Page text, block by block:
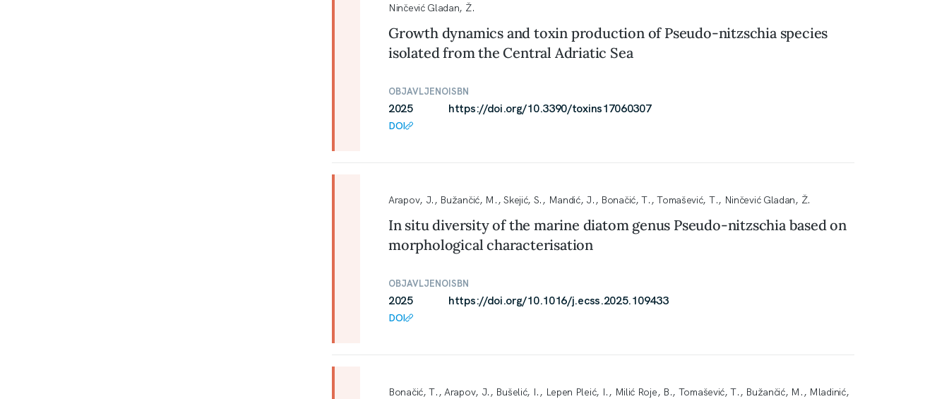
Ninčević Gladan, Ž.
Growth dynamics and toxin production of Pseudo-nitzschia species
isolated from the Central Adriatic Sea
OBJAVLJENO
2025
DOI
ISBN
https://doi.org/10.3390/toxins17060307
Arapov, J., Bužančić, M., Skejić, S., Mandić, J., Bonačić, T., Tomašević, T., Ninčević Gladan, Ž.
In situ diversity of the marine diatom genus Pseudo-nitzschia based on
morphological characterisation
OBJAVLJENO
2025
DOI
ISBN
https://doi.org/10.1016/j.ecss.2025.109433
Bonačić, T., Arapov, J., Bušelić, I., Lepen Pleić, I., Milić Roje, B., Tomašević, T., Bužančić, M., Mladinić,